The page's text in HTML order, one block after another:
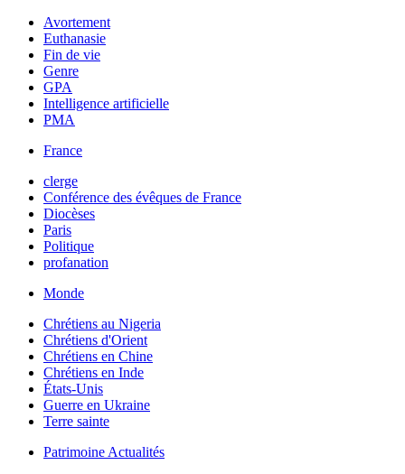
Avortement
Euthanasie
Fin de vie
Genre
GPA
Intelligence artificielle
PMA
France
clerge
Conférence des évêques de France
Diocèses
Paris
Politique
profanation
Monde
Chrétiens au Nigeria
Chrétiens d'Orient
Chrétiens en Chine
Chrétiens en Inde
États-Unis
Guerre en Ukraine
Terre sainte
Patrimoine Actualités